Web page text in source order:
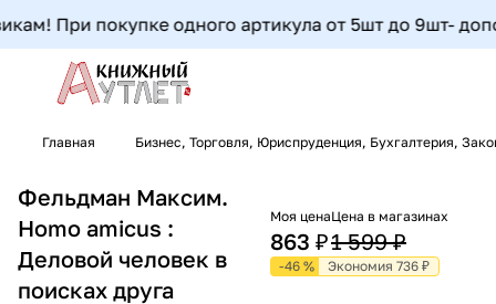
При покупке одного артикула от 5шт до 9шт-
Главная Бизнес, Торговля, Юриспруденция, Бухгалтерия,
Фельдман Максим.
Homo amicus :
Деловой человек в
поисках друга
Моя цена
863 ₽
Цена в магазинах
1 599 ₽
-46 % Экономия 736 ₽